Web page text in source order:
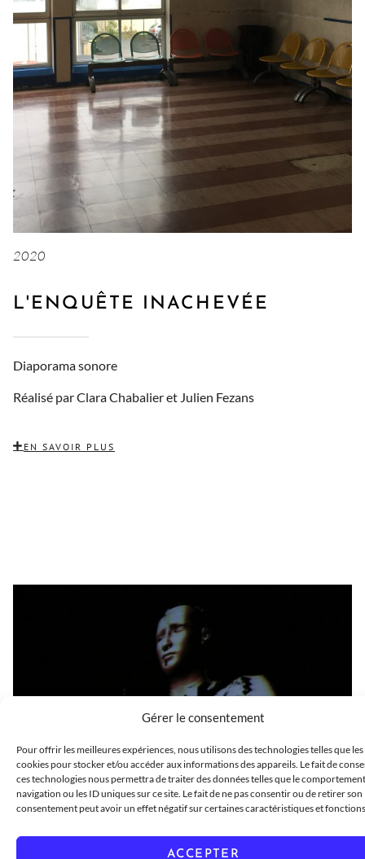
Gérer le consentement
Pour offrir les meilleures expériences, nous utilisons des technologies telles que les
cookies pour stocker et/ou accéder aux informations des appareils. Le fait de
ces technologies nous permettra de traiter des données telles que le
navigation ou les ID uniques sur ce site. Le fait de ne pas consentir ou de retirer son
consentement peut avoir un effet négatif sur certaines caractéristiques et
ACCEPTER
2020
L'ENQUÊTE INACHEVÉE
Diaporama sonore
Réalisé par Clara Chabalier et Julien Fezans
EN SAVOIR PLUS